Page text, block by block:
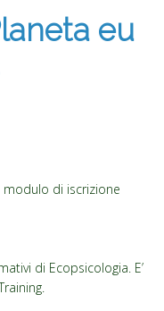
eu
di iscrizione
di Ecopsicologia. E’